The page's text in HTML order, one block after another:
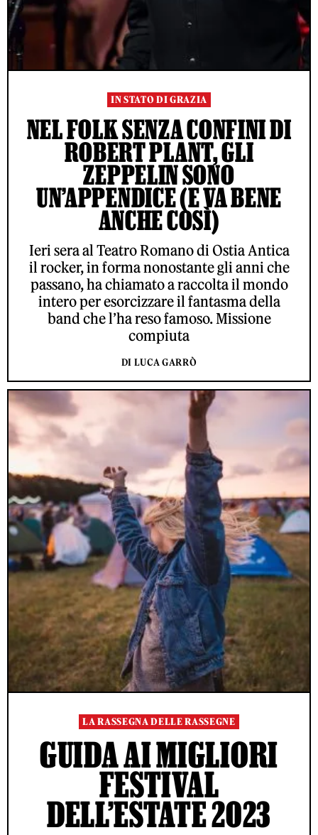
IN STATO DI GRAZIA
NEL FOLK SENZA CONFINI DI
ROBERT PLANT, GLI
ZEPPELIN SONO
UN’APPENDICE (E VA BENE
ANCHE COSÌ)
Ieri sera al Teatro Romano di Ostia Antica
il rocker, in forma nonostante gli anni che
passano, ha chiamato a raccolta il mondo
intero per esorcizzare il fantasma della
band che l’ha reso famoso. Missione
compiuta
DI LUCA GARRÒ
LA RASSEGNA DELLE RASSEGNE
GUIDA AI MIGLIORI
FESTIVAL
DELL’ESTATE 2023